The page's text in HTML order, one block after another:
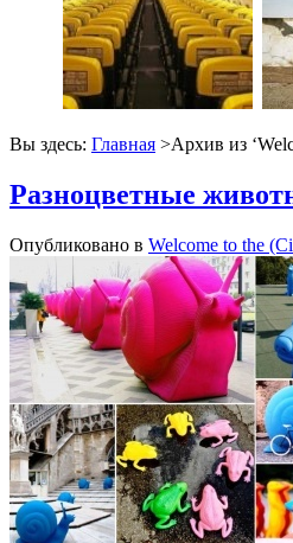
Вы здесь: Главная >Архив из ‘
Разноцветные
Опубликовано в Welcome to the